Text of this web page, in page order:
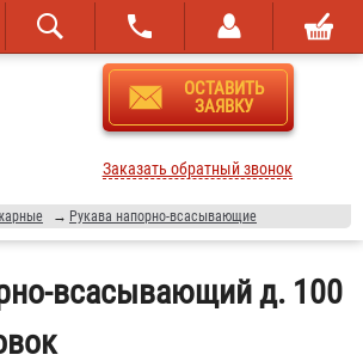
ОСТАВИТЬ
ЗАЯВКУ
Заказать обратный звонок
→ Рукава напорно-всасывающие
всасывающий д. 100